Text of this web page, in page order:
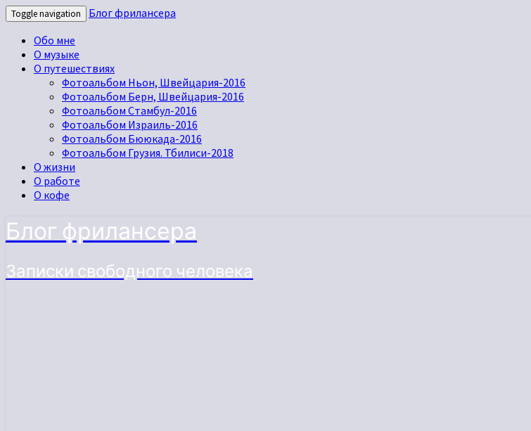
Toggle navigation
Блог фрилансера
Обо мне
О музыке
О путешествиях
Фотоальбом Ньон, Швейцария-2016
Фотоальбом Берн, Швейцария-2016
Фотоальбом Стамбул-2016
Фотоальбом Израиль-2016
Фотоальбом Бююкада-2016
Фотоальбом Грузия. Тбилиси-2018
О жизни
О работе
О кофе
Блог фрилансера
Записки свободного человека